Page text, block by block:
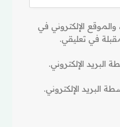
الإلكتروني في
في تعليقي.
البريد الإلكتروني.
البريد الإلكتروني.